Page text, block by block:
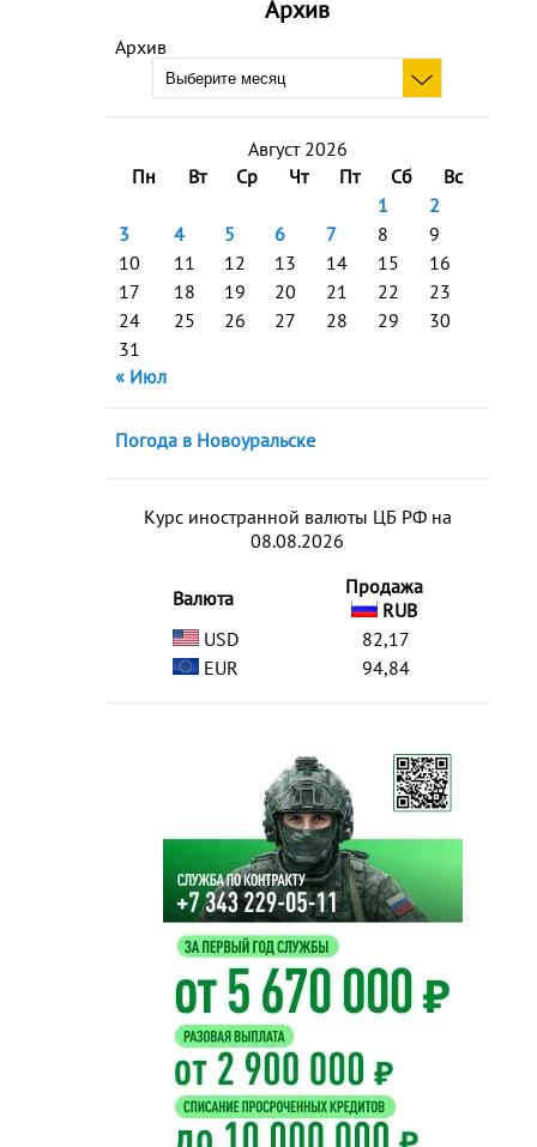
Архив
Архив
Август 2026
Пн
Вт Ср Чт Пт Сб
Вс
1
2
3
4 5 6 7 8
9
10
11 12 13 14 15
16
17
18 19 20 21 22
23
24
25 26 27 28 29
30
31
« Июл
Погода в Новоуральске
Курс иностранной валюты ЦБ РФ на
08.08.2026
Валюта
Продажа
RUB
USD
82,17
EUR
94,84